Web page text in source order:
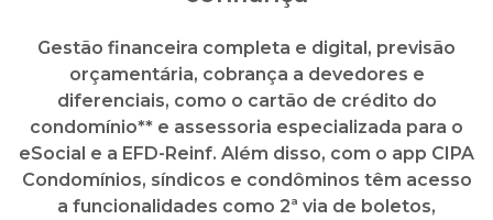
Gestão financeira completa e digital, previsão
orçamentária, cobrança a devedores e
diferenciais, como o cartão de crédito do
condomínio** e assessoria especializada para o
eSocial e a EFD-Reinf. Além disso, com o app CIPA
Condomínios, síndicos e condôminos têm acesso
a funcionalidades como 2ª via de boletos,